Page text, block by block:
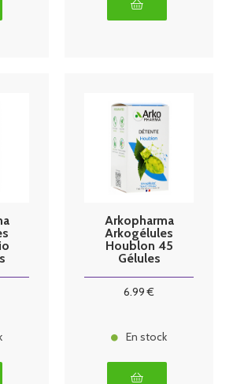
Arkopharma
Arkogélules
Houblon 45
Gélules
6.99 €
En stock